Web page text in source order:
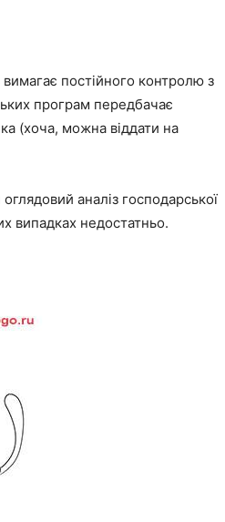
постійного контролю з
програм передбачає
(хоча, можна віддати на
аналіз господарської
випадках недостатньо.